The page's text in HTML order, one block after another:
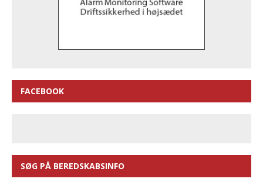
FACEBOOK
SØG PÅ BEREDSKABSINFO